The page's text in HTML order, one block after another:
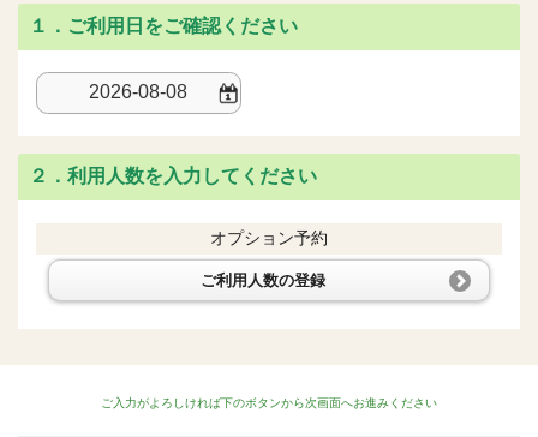
１．ご利用日をご確認ください
２．利用人数を入力してください
オプション予約
ご利用人数の登録
ご入力がよろしければ下のボタンから次画面へお進みください